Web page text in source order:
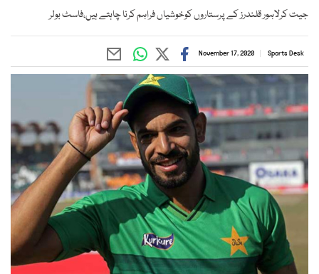
جیت کرلاہور قلندرز کے پرستاروں کوخوشیاں فراہم کرنا چاہتے ہیں،فاسٹ بولر
Sports Desk
November 17, 2020